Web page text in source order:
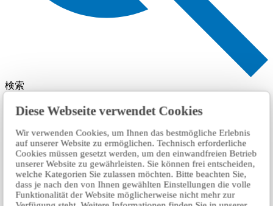
Diese Webseite verwendet Cookies
Wir verwenden Cookies, um Ihnen das bestmögliche Erlebnis
auf unserer Website zu ermöglichen. Technisch erforderliche
Cookies müssen gesetzt werden, um den einwandfreien Betrieb
unserer Website zu gewährleisten. Sie können frei entscheiden,
welche Kategorien Sie zulassen möchten. Bitte beachten Sie,
dass je nach den von Ihnen gewählten Einstellungen die volle
Funktionalität der Website möglicherweise nicht mehr zur
検索